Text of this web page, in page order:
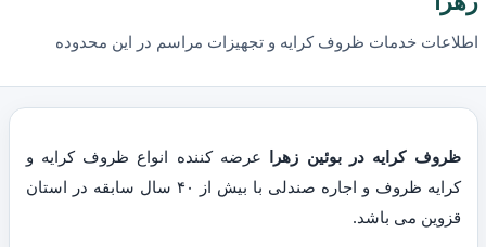
اطلاعات خدمات ظروف کرایه و تجهیزات مراسم در این محدوده
ظروف کرایه در بوئین زهرا عرضه کننده انواع ظروف کرایه و
کرایه ظروف و اجاره صندلی با بیش از ۴۰ سال سابقه در استان
قزوین می باشد.